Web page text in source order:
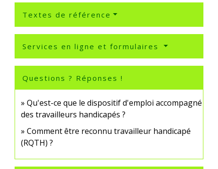
Textes de référence
Services en ligne et formulaires
Questions ? Réponses !
Qu'est-ce que le dispositif d'emploi accompagné
des travailleurs handicapés ?
Comment être reconnu travailleur handicapé
(RQTH) ?